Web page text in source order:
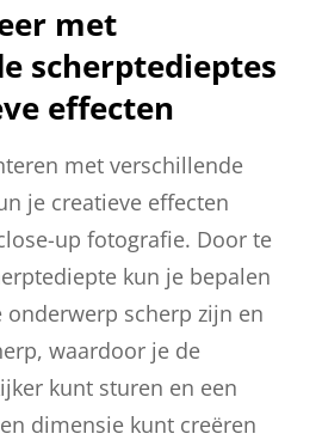
met
scherptedieptes
effecten
met verschillende
je creatieve effecten
up fotografie. Door te
kun je bepalen
onderwerp scherp zijn en
waardoor je de
kunt sturen en een
dimensie kunt creëren